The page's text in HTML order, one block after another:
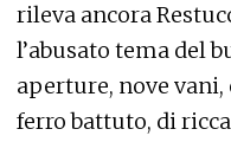
rileva ancora
l’abusato tema del
aperture, nove
ferro battuto, di